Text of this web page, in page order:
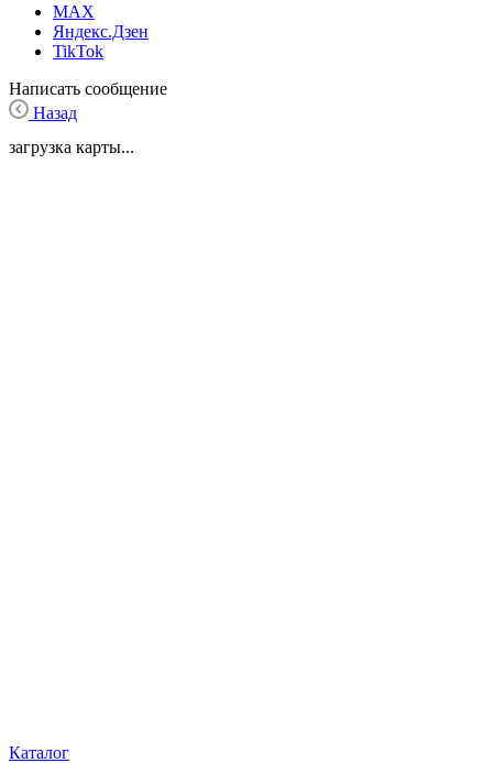
MAX
Яндекс.Дзен
TikTok
Написать сообщение
Назад
загрузка карты...
Каталог